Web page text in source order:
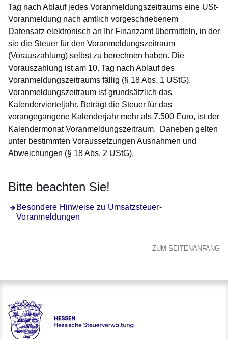
Tag nach Ablauf jedes Voranmeldungszeitraums eine USt-
Voranmeldung nach amtlich vorgeschriebenem
Datensatz elektronisch an Ihr Finanzamt übermitteln, in der
sie die Steuer für den Voranmeldungszeitraum
(Vorauszahlung) selbst zu berechnen haben. Die
Vorauszahlung ist am 10. Tag nach Ablauf des
Voranmeldungszeitraums fällig (§ 18 Abs. 1 UStG).
Voranmeldungszeitraum ist grundsätzlich das
Kalendervierteljahr. Beträgt die Steuer für das
vorangegangene Kalenderjahr mehr als 7.500 Euro, ist der
Kalendermonat Voranmeldungszeitraum.
Daneben gelten
unter bestimmten Voraussetzungen Ausnahmen und
Abweichungen (§ 18 Abs. 2 UStG).
Bitte beachten Sie!
Besondere Hinweise zu Umsatzsteuer-
Voranmeldungen
ZUM SEITENANFANG